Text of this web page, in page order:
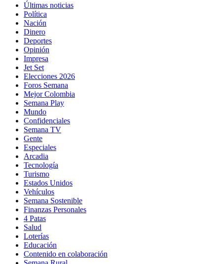
Últimas noticias
Política
Nación
Dinero
Deportes
Opinión
Impresa
Jet Set
Elecciones 2026
Foros Semana
Mejor Colombia
Semana Play
Mundo
Confidenciales
Semana TV
Gente
Especiales
Arcadia
Tecnología
Turismo
Estados Unidos
Vehículos
Semana Sostenible
Finanzas Personales
4 Patas
Salud
Loterías
Educación
Contenido en colaboración